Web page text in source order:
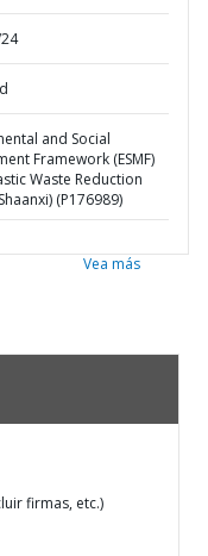
and Social
Framework (ESMF)
Waste Reduction
(P176989)
Vea más
firmas, etc.)